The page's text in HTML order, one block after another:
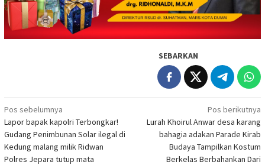
SEBARKAN
Navigasi
pos
Pos sebelumnya
Lapor bapak kapolri Terbongkar!
Gudang Penimbunan Solar ilegal di
Kedung malang milik Ridwan
Polres Jepara tutup mata
Pos berikutnya
Lurah Khoirul Anwar desa karang
bahagia adakan Parade Kirab
Budaya Tampilkan Kostum
Berkelas Berbahankan Dari